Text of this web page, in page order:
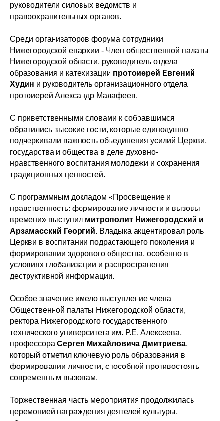
руководители силовых ведомств и
правоохранительных органов.
Среди организаторов форума сотрудники
Нижегородской епархии - Член общественной палаты
Нижегородской области, руководитель отдела
образования и катехизации протоиерей Евгений
Худин и руководитель организационного отдела
протоиерей Александр Малафеев.
С приветственными словами к собравшимся
обратились высокие гости, которые единодушно
подчеркивали важность объединения усилий Церкви,
государства и общества в деле духовно-
нравственного воспитания молодежи и сохранения
традиционных ценностей.
С программным докладом «Просвещение и
нравственность: формирование личности и вызовы
времени» выступил митрополит Нижегородский и
Арзамасский Георгий. Владыка акцентировал роль
Церкви в воспитании подрастающего поколения и
формировании здорового общества, особенно в
условиях глобализации и распространения
деструктивной информации.
Особое значение имело выступление члена
Общественной палаты Нижегородской области,
ректора Нижегородского государственного
технического университета им. Р.Е. Алексеева,
профессора Сергея Михайловича Дмитриева,
который отметил ключевую роль образования в
формировании личности, способной противостоять
современным вызовам.
Торжественная часть мероприятия продолжилась
церемонией награждения деятелей культуры,